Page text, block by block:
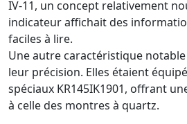
IV-11, un concept relativement
indicateur affichait des
faciles à lire.
Une autre caractéristique
leur précision. Elles étaient
spéciaux KR145IK1901, offrant
à celle des montres à quartz.